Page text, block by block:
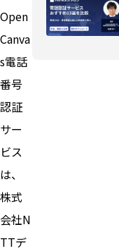
Open
Canva
s電話
番号
認証
サー
ビス
は、
株式
会社N
TTデ